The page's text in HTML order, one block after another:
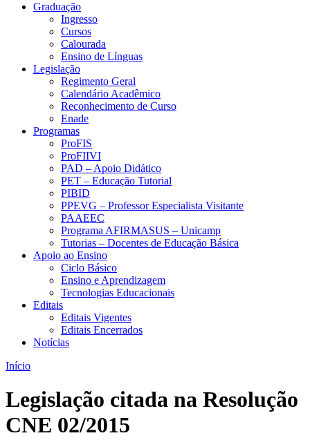
Graduação
Ingresso
Cursos
Calourada
Ensino de Línguas
Legislação
Regimento Geral
Calendário Acadêmico
Reconhecimento de Curso
Enade
Programas
ProFIS
ProFIIVI
PAD – Apoio Didático
PET – Educação Tutorial
PIBID
PPEVG – Professor Especialista Visitante
PAAEEC
Programa AFIRMASUS – Unicamp
Tutorias – Docentes de Educação Básica
Apoio ao Ensino
Ciclo Básico
Ensino e Aprendizagem
Tecnologias Educacionais
Editais
Editais Vigentes
Editais Encerrados
Notícias
Início
Legislação citada na Resolução
CNE 02/2015